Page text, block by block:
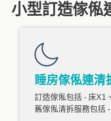
小型訂造傢俬
睡房傢俬連清
訂造傢俬包括 - 床X1
舊傢俬清拆服務包括